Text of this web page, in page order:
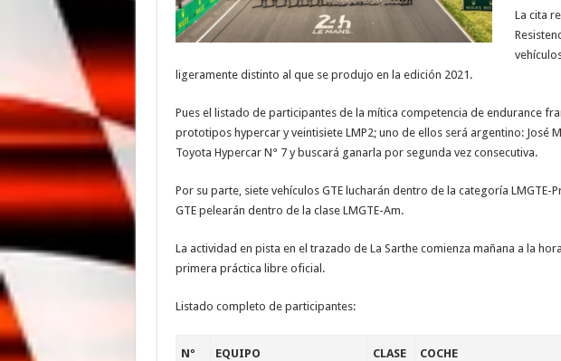
La cita
ligeramente distinto al que se produjo en la edición 2021.
Pues el listado de participantes de la mítica competencia de endurance
prototipos hypercar y veintisiete LMP2; uno de ellos será argentino: José
Toyota Hypercar N° 7 y buscará ganarla por segunda vez consecutiva.
Por su parte, siete vehículos GTE lucharán dentro de la categoría LMGTE-
GTE pelearán dentro de la clase LMGTE-Am.
La actividad en pista en el trazado de La Sarthe comienza mañana a la
primera práctica libre oficial.
Listado completo de participantes:
Nº EQUIPO CLASE COCHE